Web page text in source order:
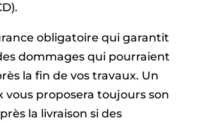
obligatoire qui garantit
dommages qui pourraient
la fin de vos travaux. Un
vous proposera toujours son
la livraison si des